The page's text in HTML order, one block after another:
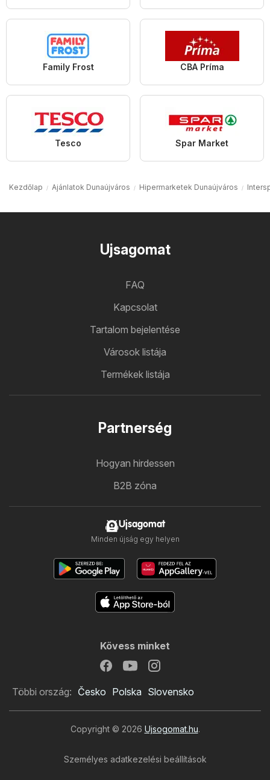
Family Frost CBA Príma
Tesco Spar Market
Kezdőlap Ajánlatok Dunaújváros Hipermarketek Dunaújváros
Ujsagomat
FAQ
Kapcsolat
Tartalom bejelentése
Városok listája
Termékek listája
Partnerség
Hogyan hirdessen
B2B zóna
Ujsagomat
Minden újság egy helyen
Kövess minket
Többi ország: Česko Polska Slovensko
Copyright © 2026 Ujsogomat.hu.
Személyes adatkezelési beállítások